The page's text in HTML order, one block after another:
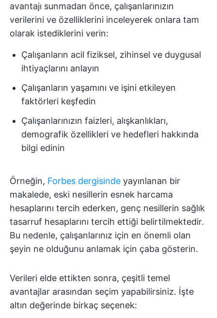
avantajı sunmadan önce, çalışanlarınızın
verilerini ve özelliklerini inceleyerek onlara tam
olarak istediklerini verin:
Çalışanların acil fiziksel, zihinsel ve duygusal
ihtiyaçlarını anlayın
Çalışanların yaşamını ve işini etkileyen
faktörleri keşfedin
Çalışanlarınızın faizleri, alışkanlıkları,
demografik özellikleri ve hedefleri hakkında
bilgi edinin
Örneğin, Forbes dergisinde yayınlanan bir
makalede, eski nesillerin esnek harcama
hesaplarını tercih ederken, genç nesillerin sağlık
tasarruf hesaplarını tercih ettiği belirtilmektedir.
Bu nedenle, çalışanlarınız için en önemli olan
şeyin ne olduğunu anlamak için çaba gösterin.
Verileri elde ettikten sonra, çeşitli temel
avantajlar arasından seçim yapabilirsiniz. İşte
altın değerinde birkaç seçenek: